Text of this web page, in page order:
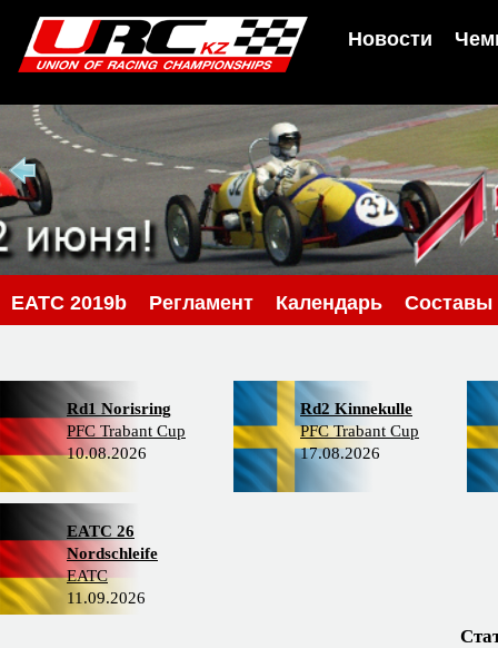
Новости
EATC 2019b Регламент Календарь Составы
Rd1 Norisring
PFC Trabant Cup
10.08.2026
Rd2 Kinnekulle
PFC Trabant Cup
17.08.2026
EATC 26
Nordschleife
EATC
11.09.2026